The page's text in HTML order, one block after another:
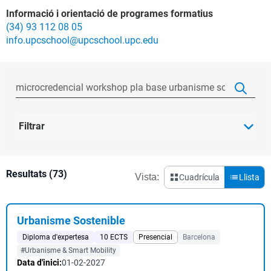
Informació i orientació de programes formatius
(34) 93 112 08 05
info.upcschool@upcschool.upc.edu
Filtrar
Resultats (73) Vista: Cuadrícula Llista
Urbanisme Sostenible
Diploma d'expertesa 10 ECTS Presencial
Barcelona
#Urbanisme & Smart Mobility
Data d'inici:01-02-2027